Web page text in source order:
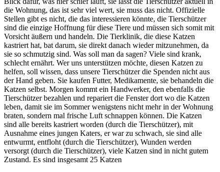
die Wohnung, das ist sehr viel wert, sie muss das nicht. Offizielle
Stellen gibt es nicht, die das interessieren könnte, die Tierschützer
sind die einzige Hoffnung für diese Tiere und müssen sich somit mit
Vorsicht äußern und handeln. Die Tierklinik, die diese Katzen
kastriert hat, bat darum, sie direkt danach wieder mitzunehmen, da
sie so schmutzig sind. Was soll man da sagen? Viele sind krank,
schlecht ernährt. Wer uns unterstützen möchte, diesen Katzen zu
helfen, soll wissen, dass unsere Tierschützer die Spenden nicht aus
der Hand geben. Sie kaufen Futter, Medikamente, sie behandeln die
Katzen selbst. Morgen kommt ein Handwerker, den ebenfalls die
Tierschützer bezahlen und repariert die Fenster dort wo die Katzen
leben, damit sie im Sommer wenigstens nicht mehr in der Wohnung
braten, sondern mal frische Luft schnappen können. Die Katzen
sind alle bereits kastriert worden (durch die Tierschützer), mit
Ausnahme eines jungen Katers, er war zu schwach, sie sind alle
entwurmt, entfloht (durch die Tierschützer), Wunden werden
versorgt (durch die Tierschützer), viele Katzen sind in nicht gutem
Zustand. Es sind insgesamt 25 Katzen